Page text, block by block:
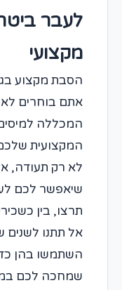
לעבר
מקצועי
אתם בוחרים
המכללה
המקצועית
לא רק תעודה,
תרצו, בין
אל תתנו
השתמשו בהן
שמחכה לכם